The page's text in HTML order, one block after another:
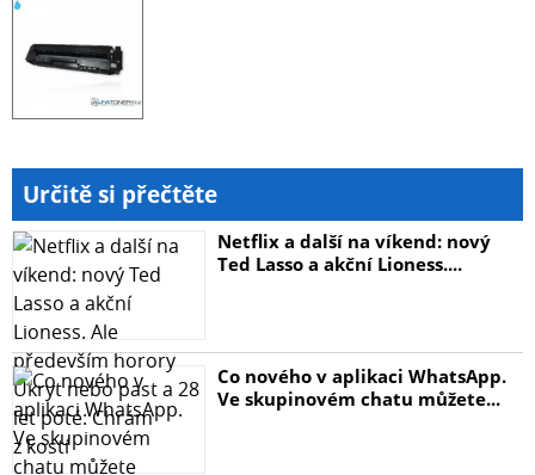
Určitě si přečtěte
Netflix a další na víkend: nový
Ted Lasso a akční Lioness....
Co nového v aplikaci WhatsApp.
Ve skupinovém chatu můžete...